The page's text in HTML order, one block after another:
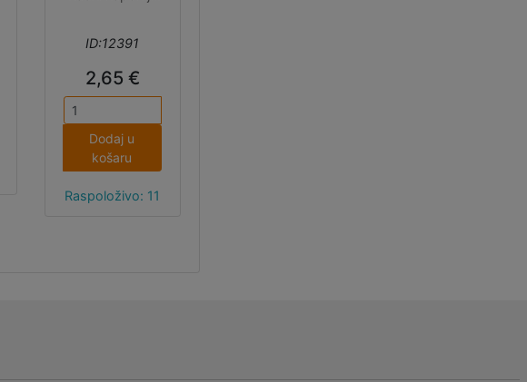
mm.
ID:12391
2,65 €
Dodaj u
košaru
Raspoloživo: 11